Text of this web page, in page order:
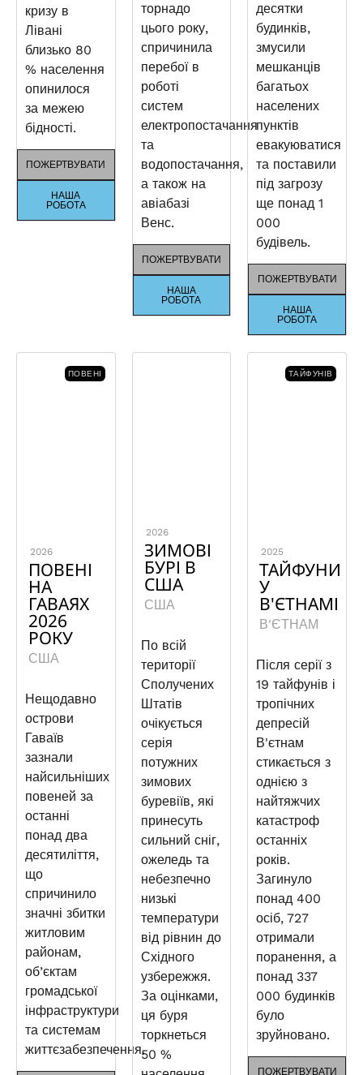
кризу в
Лівані
близько 80
% населення
опинилося
за межею
бідності.
ПОЖЕРТВУВАТИ
НАША
РОБОТА
торнадо
цього року,
спричинила
перебої в
роботі
систем
електропостачання
та
водопостачання,
а також на
авіабазі
Венс.
ПОЖЕРТВУВАТИ
НАША
РОБОТА
десятки
будинків,
змусили
мешканців
багатьох
населених
пунктів
евакуюватися
та поставили
під загрозу
ще понад 1
000
будівель.
ПОЖЕРТВУВАТИ
НАША
РОБОТА
ПОВЕНІ
2026
ПОВЕНІ
НА
ГАВАЯХ
2026
РОКУ
США
Нещодавно
острови
Гаваїв
зазнали
найсильніших
повеней за
останні
понад два
десятиліття,
що
спричинило
значні збитки
житловим
районам,
об’єктам
громадської
інфраструктури
та системам
життєзабезпечення.
2026
ЗИМОВІ
БУРІ В
США
США
По всій
території
Сполучених
Штатів
очікується
серія
потужних
зимових
буревіїв, які
принесуть
сильний сніг,
ожеледь та
небезпечно
низькі
температури
від рівнин до
Східного
узбережжя.
За оцінками,
ця буря
торкнеться
50 %
ТАЙФУНІВ
2025
ТАЙФУНИ
У
В'ЄТНАМІ
В'ЄТНАМ
Після серії з
19 тайфунів і
тропічних
депресій
В'єтнам
стикається з
однією з
найтяжчих
катастроф
останніх
років.
Загинуло
понад 400
осіб, 727
отримали
поранення, а
понад 337
000 будинків
було
зруйновано.
ПОЖЕРТВУВАТИ